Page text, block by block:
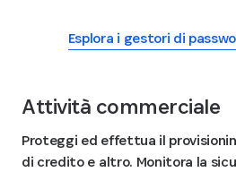
Esplora i gestori di
Attività commerciale
Proteggi ed effettua il
di credito e altro. Monitora la